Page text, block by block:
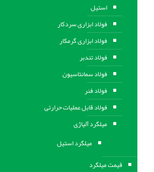
استیل
فولاد ابزاری سردکار
فولاد ابزاری گرمکار
فولاد تندبر
فولاد سمانتاسیون
فولاد فنر
فولاد قابل عملیات حرارتی
ميلگرد آلیاژی
میلگرد استیل
قیمت میلگرد